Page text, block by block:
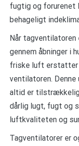
fugtig og forurenet
behageligt
Når
gennem åbninger i
friske luft erstatter
ventilatoren.
altid er
dårlig lugt, fugt og
luftkvaliteten og
Tagventilatorer er